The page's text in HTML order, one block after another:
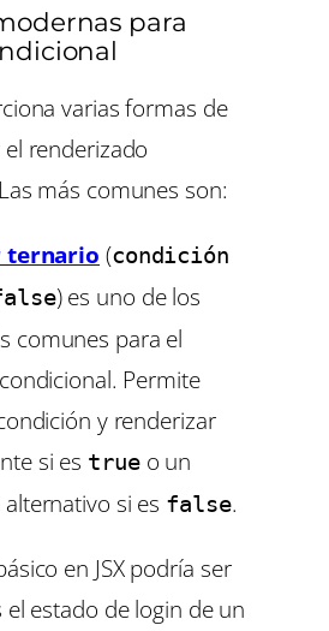
para
varias formas de
renderizado
más comunes son:
ternario (condición
) es uno de los
comunes para el
Permite
y renderizar
si es trueo un
si es false.
en JSX podría ser
el estado de login de un